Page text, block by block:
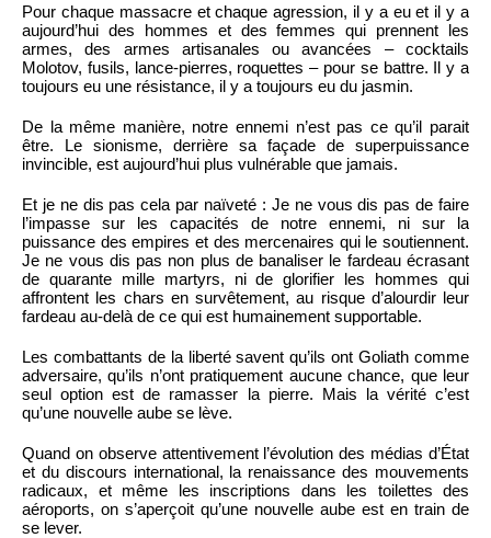
Pour chaque massacre et chaque agression, il y a eu et il y a
aujourd’hui des hommes et des femmes qui prennent les
armes, des armes artisanales ou avancées – cocktails
Molotov, fusils, lance-pierres, roquettes – pour se battre. Il y a
toujours eu une résistance, il y a toujours eu du jasmin.
De la même manière, notre ennemi n’est pas ce qu’il parait
être. Le sionisme, derrière sa façade de superpuissance
invincible, est aujourd’hui plus vulnérable que jamais.
Et je ne dis pas cela par naïveté : Je ne vous dis pas de faire
l’impasse sur les capacités de notre ennemi, ni sur la
puissance des empires et des mercenaires qui le soutiennent.
Je ne vous dis pas non plus de banaliser le fardeau écrasant
de quarante mille martyrs, ni de glorifier les hommes qui
affrontent les chars en survêtement, au risque d’alourdir leur
fardeau au-delà de ce qui est humainement supportable.
Les combattants de la liberté savent qu’ils ont Goliath comme
adversaire, qu’ils n’ont pratiquement aucune chance, que leur
seul option est de ramasser la pierre. Mais la vérité c’est
qu’une nouvelle aube se lève.
Quand on observe attentivement l’évolution des médias d’État
et du discours international, la renaissance des mouvements
radicaux, et même les inscriptions dans les toilettes des
aéroports, on s’aperçoit qu’une nouvelle aube est en train de
se lever.